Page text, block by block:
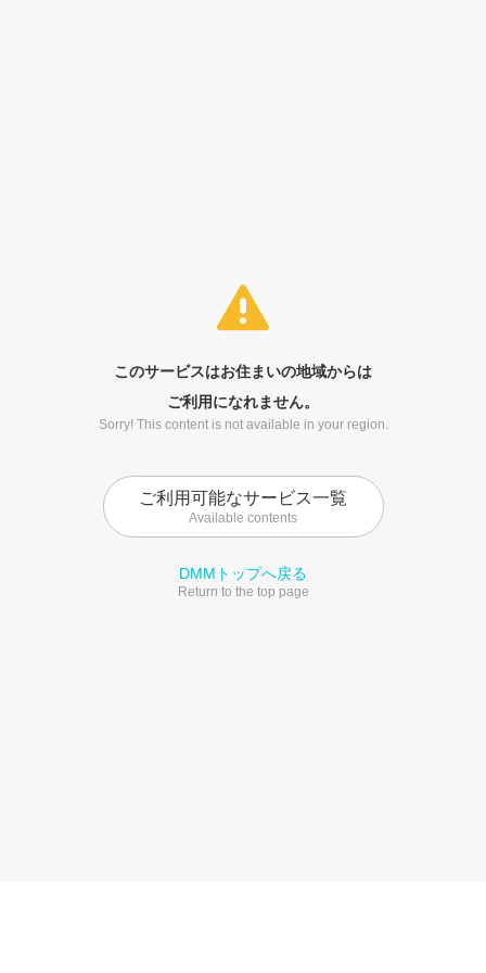
このサービスはお住まいの地域からは
ご利用になれません。
Sorry! This content is not available in your region.
ご利用可能なサービス一覧
Available contents
DMMトップへ戻る
Return to the top page